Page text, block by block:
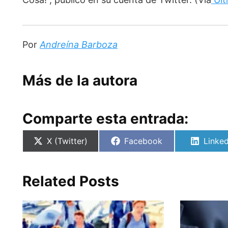
Por Andreína Barboza
Más de la autora
Comparte esta entrada:
Compartir
X (Twitter)
Compartir
Facebook
Related Posts